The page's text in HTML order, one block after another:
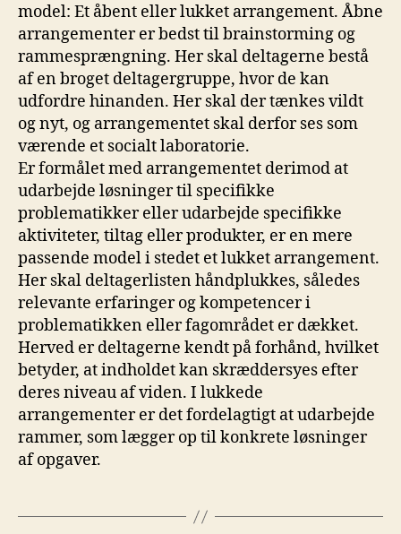
model: Et åbent eller lukket arrangement. Åbne
arrangementer er bedst til brainstorming og
rammesprængning. Her skal deltagerne bestå
af en broget deltagergruppe, hvor de kan
udfordre hinanden. Her skal der tænkes vildt
og nyt, og arrangementet skal derfor ses som
værende et socialt laboratorie.
Er formålet med arrangementet derimod at
udarbejde løsninger til specifikke
problematikker eller udarbejde specifikke
aktiviteter, tiltag eller produkter, er en mere
passende model i stedet et lukket arrangement.
Her skal deltagerlisten håndplukkes, således
relevante erfaringer og kompetencer i
problematikken eller fagområdet er dækket.
Herved er deltagerne kendt på forhånd, hvilket
betyder, at indholdet kan skræddersyes efter
deres niveau af viden. I lukkede
arrangementer er det fordelagtigt at udarbejde
rammer, som lægger op til konkrete løsninger
af opgaver.